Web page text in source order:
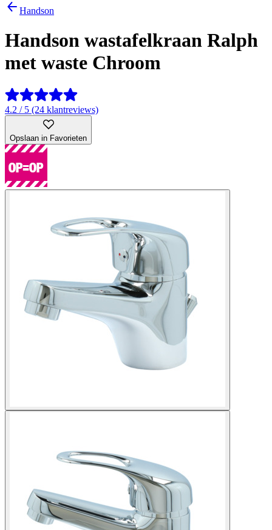
Handson
Handson wastafelkraan Ralph
met waste Chroom
4.2 / 5 (24 klantreviews)
Opslaan in Favorieten